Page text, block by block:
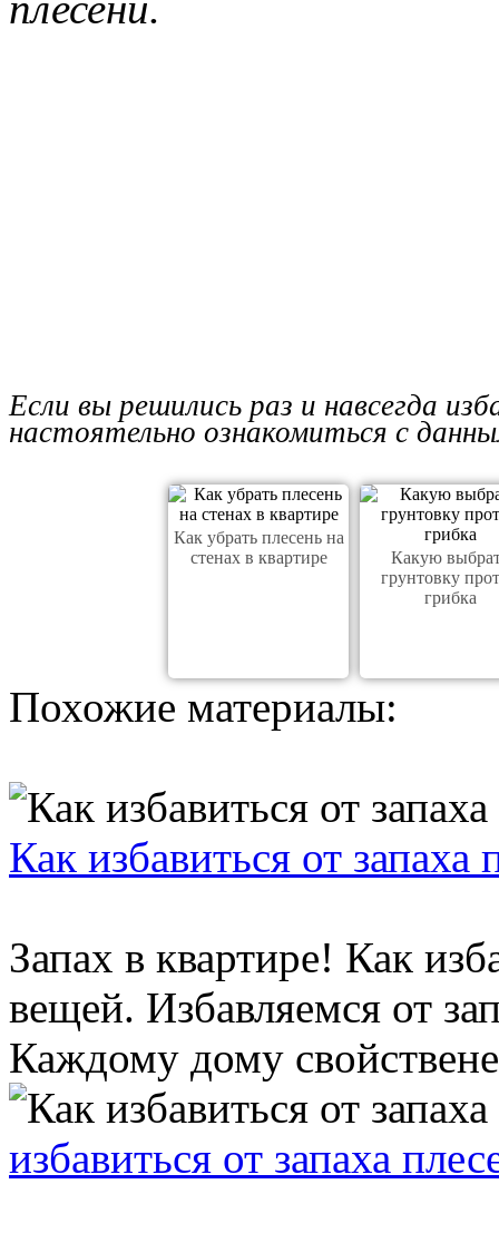
Если вы решились раз и навсегда
настоятельно ознакомиться с
Как убрать плесень на
стенах в квартире
Какую
грунтовку
грибка
Похожие материалы:
Как избавиться от
Запах в квартире! Как
вещей. Избавляемся от
Каждому дому
избавиться от запаха